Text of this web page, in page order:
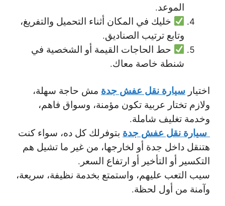
الموعد.
خليك في المكان أثناء التحميل والتفريغ،
وتابع ترتيب الصناديق.
حط الحاجات القيمة أو الشخصية في
شنطة خاصة معاك.
اختيار سيارة نقل عفش جدة مش حاجة سهلة،
ولازم تختار عربية تكون مؤمنة، وسواق فاهم،
وخدمة تغليف شاملة.
سيارة نقل عفش جدة بتوفرلك كل ده، سواء كنت
هتنقل داخل جدة أو لخارجها، من غير ما تشيل هم
التكسير أو التأخير أو ارتفاع السعر.
سيب التعب عليهم، واستمتع بخدمة نظيفة، سريعة،
وآمنة من أول لحظة.